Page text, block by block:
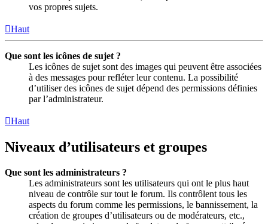
vos propres sujets.
Haut
Que sont les icônes de sujet ?
Les icônes de sujet sont des images qui peuvent être associées
à des messages pour refléter leur contenu. La possibilité
d’utiliser des icônes de sujet dépend des permissions définies
par l’administrateur.
Haut
Niveaux d’utilisateurs et groupes
Que sont les administrateurs ?
Les administrateurs sont les utilisateurs qui ont le plus haut
niveau de contrôle sur tout le forum. Ils contrôlent tous les
aspects du forum comme les permissions, le bannissement, la
création de groupes d’utilisateurs ou de modérateurs, etc.,